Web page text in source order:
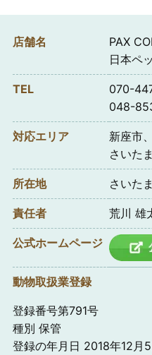
店舗名
PAX
日本ペ
TEL
070-
048-
対応エリア
新座市
さいた
所在地 さいた
責任者 荒川 雄
公式ホームページ
動物取扱業登録
登録番号第791号
種別 保管
登録の年月日 2018年12月